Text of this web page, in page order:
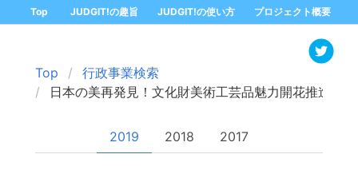
Top JUDGIT!の趣旨 JUDGIT!の使い方 プロジェクト概要
Top
行政事業検索
日本の美再発見！文化財美術工芸品魅力開花推進事業
2019 2018 2017